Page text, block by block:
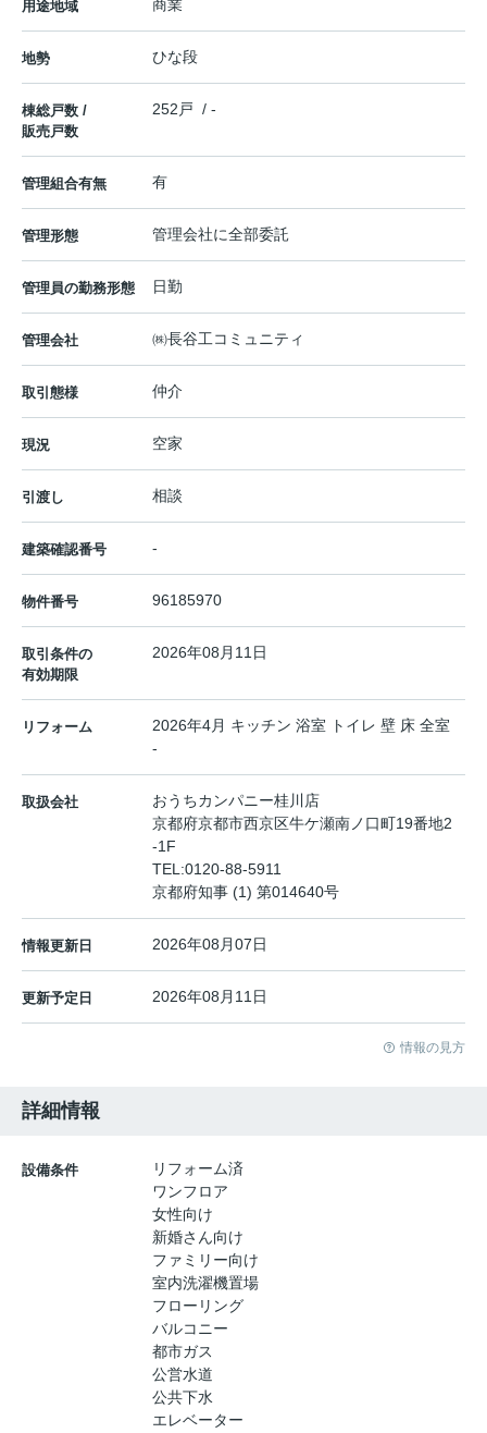
用途地域 商業
地勢 ひな段
棟総戸数 /
販売戸数
252戸 / -
管理組合有無 有
管理形態 管理会社に全部委託
管理員の勤務形態 日勤
管理会社 ㈱長谷工コミュニティ
取引態様 仲介
現況 空家
引渡し 相談
建築確認番号 -
物件番号 96185970
取引条件の
有効期限
2026年08月11日
リフォーム
2026年4月 キッチン 浴室 トイレ 壁 床 全室
-
取扱会社
おうちカンパニー桂川店
京都府京都市西京区牛ケ瀬南ノ口町19番地2
-1F
TEL:0120-88-5911
京都府知事 (1) 第014640号
情報更新日 2026年08月07日
更新予定日 2026年08月11日
情報の見方
詳細情報
設備条件
リフォーム済
ワンフロア
女性向け
新婚さん向け
ファミリー向け
室内洗濯機置場
フローリング
バルコニー
都市ガス
公営水道
公共下水
エレベーター